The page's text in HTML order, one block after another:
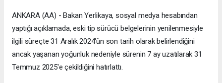
ANKARA (AA) - Bakan Yerlikaya, sosyal medya hesabından
yaptığı açıklamada, eski tip sürücü belgelerinin yenilenmesiyle
ilgili süreçte 31 Aralık 2024'ün son tarih olarak belirlendiğini
ancak yaşanan yoğunluk nedeniyle sürenin 7 ay uzatılarak 31
Temmuz 2025'e çekildiğini hatırlattı.